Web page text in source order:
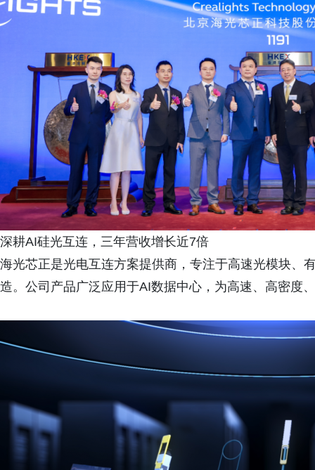
深耕AI硅光互连，三年营收增长近7倍
海光芯正是光电互连方案提供商，专注于高速光模块、
造。公司产品广泛应用于AI数据中心，为高速、高密度